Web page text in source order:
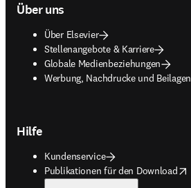
Über uns
Über Elsevier
Stellenangebote & Karriere
Globale Medienbeziehungen
Werbung, Nachdrucke und Beilagen
opens in new tab/window
Hilfe
Kundenservice
Publikationen für den Download
opens in new tab/window